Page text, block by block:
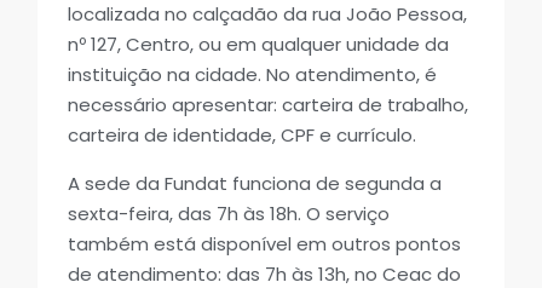
localizada no calçadão da rua João Pessoa,
nº 127, Centro, ou em qualquer unidade da
instituição na cidade. No atendimento, é
necessário apresentar: carteira de trabalho,
carteira de identidade, CPF e currículo.
A sede da Fundat funciona de segunda a
sexta-feira, das 7h às 18h. O serviço
também está disponível em outros pontos
de atendimento: das 7h às 13h, no Ceac do